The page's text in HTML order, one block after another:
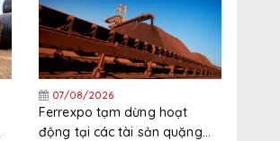
07/08/2026
Ferrexpo tạm dừng hoạt
động tại các tài sản quặng